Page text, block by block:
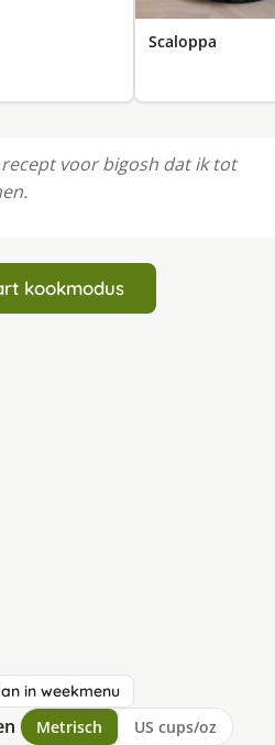
Scaloppa
voor bigosh dat ik tot
kookmodus
in weekmenu
Metrisch US cups/oz